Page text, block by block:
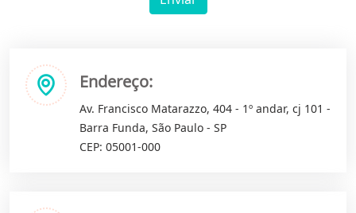
Endereço:
Av. Francisco Matarazzo, 404 - 1º andar, cj 101 -
Barra Funda, São Paulo - SP
CEP: 05001-000